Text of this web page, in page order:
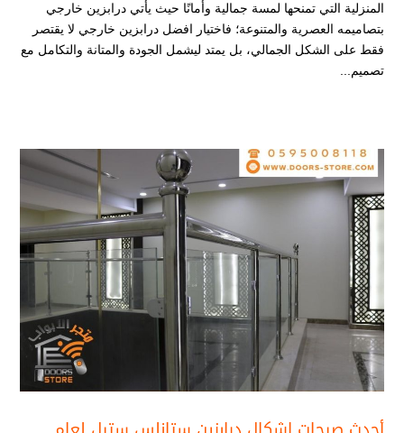
المنزلية التي تمنحها لمسة جمالية وأمانًا حيث يأتي درابزين خارجي
بتصاميمه العصرية والمتنوعة؛ فاختيار افضل درابزين خارجي لا يقتصر
فقط على الشكل الجمالي، بل يمتد ليشمل الجودة والمتانة والتكامل مع
تصميم...